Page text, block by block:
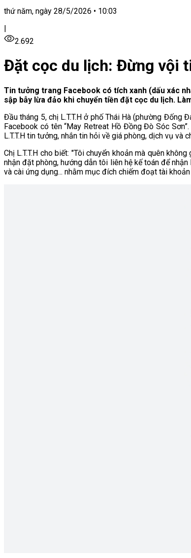
thứ năm, ngày 28/5/2026 • 10:03
|
2.692
Đặt cọc du lịch: Đừng vội
Tin tưởng trang Facebook có tích xanh (dấu xác
sập bẫy lừa đảo khi chuyển tiền đặt cọc du lịch.
Đầu tháng 5, chị L.T.T.H ở phố Thái Hà (phường Đống
Facebook có tên “May Retreat Hồ Đồng Đò Sóc
L.T.T.H tin tưởng, nhắn tin hỏi về giá phòng, dịch vụ và
Chị L.T.T.H cho biết: "Tôi chuyển khoản mà quên
nhận đặt phòng, hướng dẫn tôi liên hệ kế toán để
và cài ứng dụng... nhằm mục đích chiếm đoạt tài